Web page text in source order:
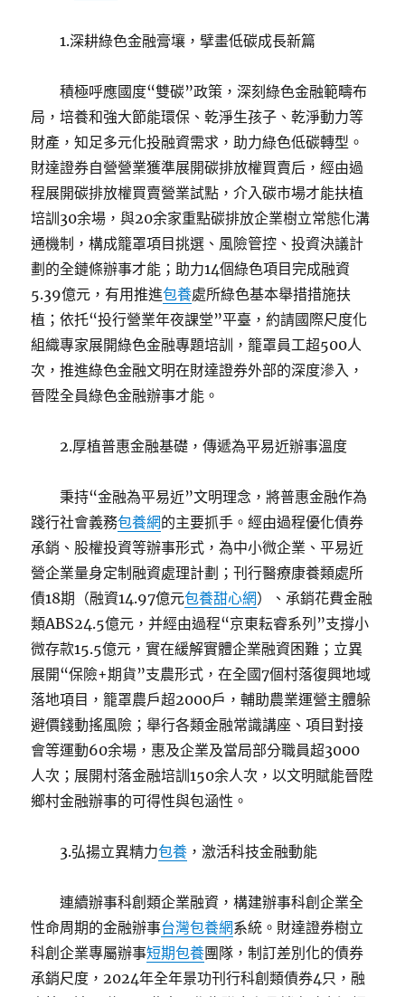
1.深耕綠色金融膏壤，擘畫低碳成長新篇
積極呼應國度“雙碳”政策，深刻綠色金融範疇布
局，培養和強大節能環保、乾淨生孩子、乾淨動力等
財產，知足多元化投融資需求，助力綠色低碳轉型。
財達證券自營營業獲準展開碳排放權買賣后，經由過
程展開碳排放權買賣營業試點，介入碳市場才能扶植
培訓30余場，與20余家重點碳排放企業樹立常態化溝
通機制，構成籠罩項目挑選、風險管控、投資決議計
劃的全鏈條辦事才能；助力14個綠色項目完成融資
5.39億元，有用推進包養處所綠色基本舉措措施扶
植；依托“投行營業年夜課堂”平臺，約請國際尺度化
組織專家展開綠色金融專題培訓，籠罩員工超500人
次，推進綠色金融文明在財達證券外部的深度滲入，
晉陞全員綠色金融辦事才能。
2.厚植普惠金融基礎，傳遞為平易近辦事溫度
秉持“金融為平易近”文明理念，將普惠金融作為
踐行社會義務包養網的主要抓手。經由過程優化債券
承銷、股權投資等辦事形式，為中小微企業、平易近
營企業量身定制融資處理計劃；刊行醫療康養類處所
債18期（融資14.97億元包養甜心網）、承銷花費金融
類ABS24.5億元，并經由過程“京東耘睿系列”支撐小
微存款15.5億元，實在緩解實體企業融資困難；立異
展開“保險+期貨”支農形式，在全國7個村落復興地域
落地項目，籠罩農戶超2000戶，輔助農業運營主體躲
避價錢動搖風險；舉行各類金融常識講座、項目對接
會等運動60余場，惠及企業及當局部分職員超3000
人次；展開村落金融培訓150余人次，以文明賦能晉陞
鄉村金融辦事的可得性與包涵性。
3.弘揚立異精力包養 ，激活科技金融動能
連續辦事科創類企業融資，構建辦事科創企業全
性命周期的金融辦事台灣包養網系統。財達證券樹立
科創企業專屬辦事短期包養團隊，制訂差別化的債券
承銷尺度，2024年全年景功刊行科創類債券4只，融